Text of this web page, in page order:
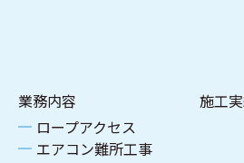
業務内容
ロープアクセス
エアコン難所工事
施工